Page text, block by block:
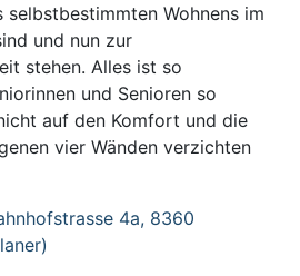
selbstbestimmten Wohnens im
und nun zur
stehen. Alles ist so
und Senioren so
auf den Komfort und die
vier Wänden verzichten
4a, 8360